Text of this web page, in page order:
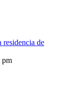
residencia de
pm